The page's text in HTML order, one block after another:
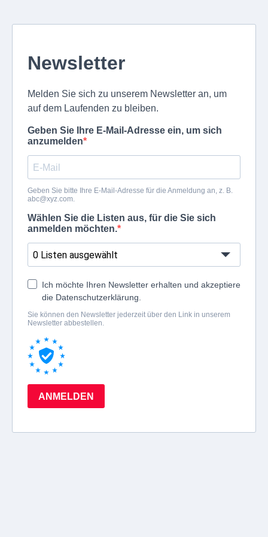
Newsletter
Melden Sie sich zu unserem Newsletter an, um
auf dem Laufenden zu bleiben.
Geben Sie Ihre E-Mail-Adresse ein, um sich
anzumelden
Geben Sie bitte Ihre E-Mail-Adresse für die Anmeldung an, z. B.
abc@xyz.com.
Wählen Sie die Listen aus, für die Sie sich
anmelden möchten.
0 Listen ausgewählt
Ich möchte Ihren Newsletter erhalten und akzeptiere
die Datenschutzerklärung.
Sie können den Newsletter jederzeit über den Link in unserem
Newsletter abbestellen.
ANMELDEN